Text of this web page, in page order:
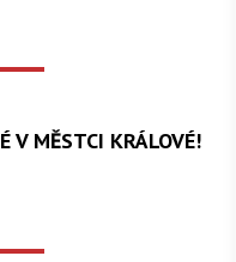
V MĚSTCI KRÁLOVÉ!